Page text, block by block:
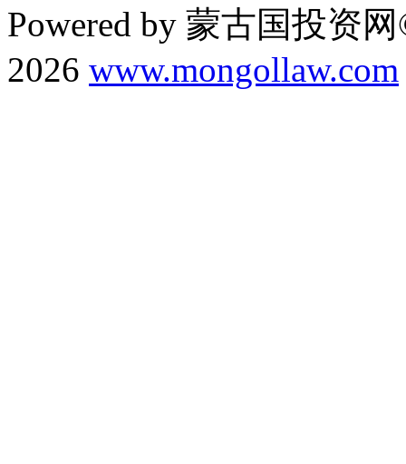
Powered by 蒙古国投资
2026 www.mongollaw.com